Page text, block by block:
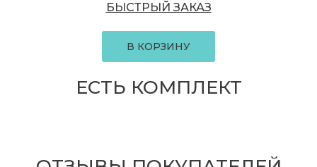
БЫСТРЫЙ ЗАКАЗ
В КОРЗИНУ
ЕСТЬ КОМПЛЕКТ